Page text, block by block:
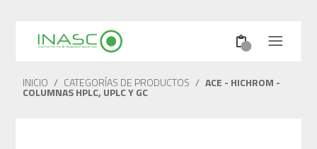
INICIO / CATEGORÍAS DE PRODUCTOS / ACE - HICHROM -
COLUMNAS HPLC, UPLC Y GC